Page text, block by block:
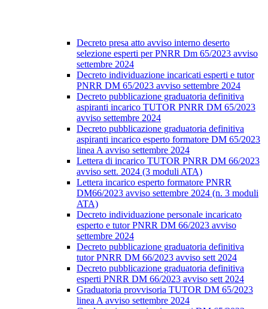
Decreto presa atto avviso interno deserto
selezione esperti per PNRR Dm 65/2023 avviso
settembre 2024
Decreto individuazione incaricati esperti e tutor
PNRR DM 65/2023 avviso settembre 2024
Decreto pubblicazione graduatoria definitiva
aspiranti incarico TUTOR PNRR DM 65/2023
avviso settembre 2024
Decreto pubblicazione graduatoria definitiva
aspiranti incarico esperto formatore DM 65/2023
linea A avviso settembre 2024
Lettera di incarico TUTOR PNRR DM 66/2023
avviso sett. 2024 (3 moduli ATA)
Lettera incarico esperto formatore PNRR
DM66/2023 avviso settembre 2024 (n. 3 moduli
ATA)
Decreto individuazione personale incaricato
esperto e tutor PNRR DM 66/2023 avviso
settembre 2024
Decreto pubblicazione graduatoria definitiva
tutor PNRR DM 66/2023 avviso sett 2024
Decreto pubblicazione graduatoria definitiva
esperti PNRR DM 66/2023 avviso sett 2024
Graduatoria provvisoria TUTOR DM 65/2023
linea A avviso settembre 2024